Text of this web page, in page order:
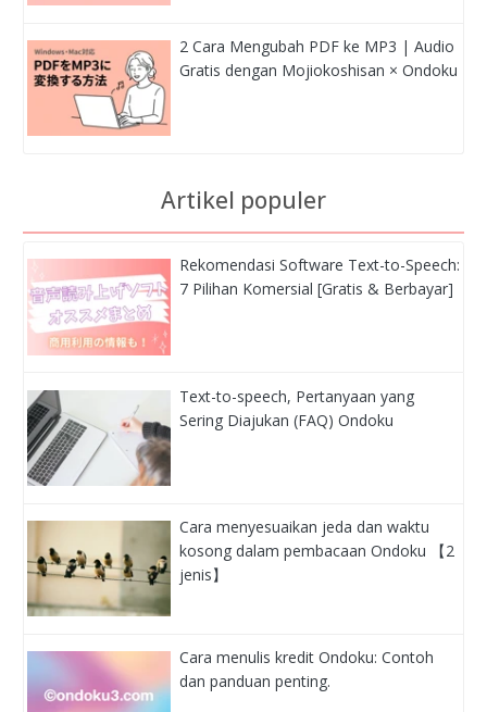
2 Cara Mengubah PDF ke MP3 | Audio
Gratis dengan Mojiokoshisan × Ondoku
Artikel populer
Rekomendasi Software Text-to-Speech:
7 Pilihan Komersial [Gratis & Berbayar]
Text-to-speech, Pertanyaan yang
Sering Diajukan (FAQ) Ondoku
Cara menyesuaikan jeda dan waktu
kosong dalam pembacaan Ondoku 【2
jenis】
Cara menulis kredit Ondoku: Contoh
dan panduan penting.